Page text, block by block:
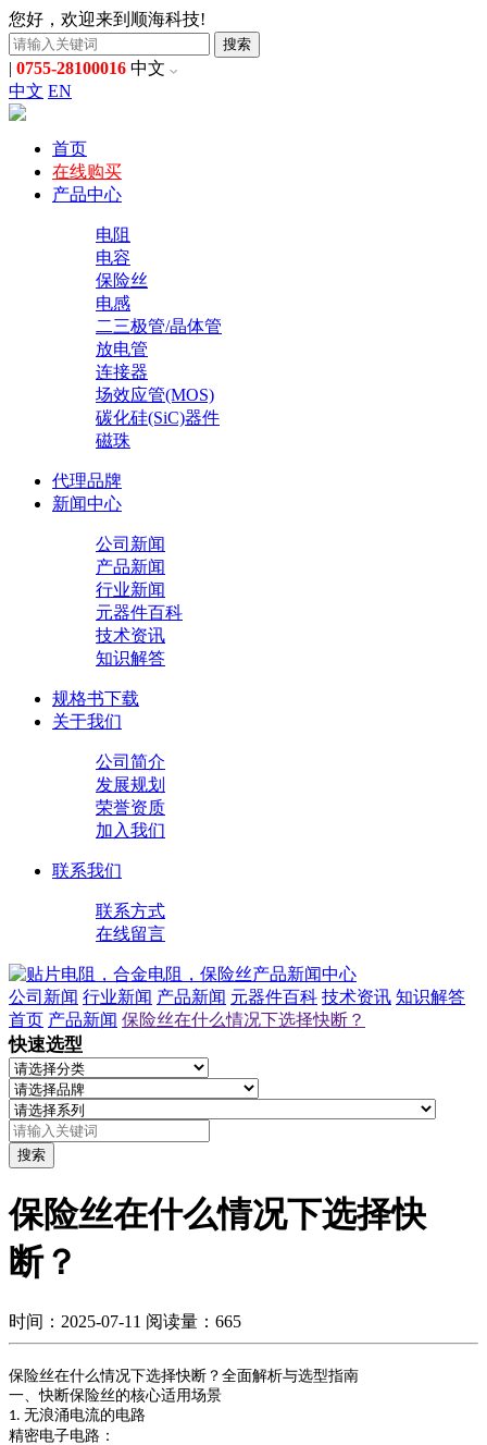
您好，欢迎来到顺海科技!
搜索
| 0755-28100016 中文
中文 EN
首页
在线购买
产品中心
电阻
电容
保险丝
电感
二三极管/晶体管
放电管
连接器
场效应管(MOS)
碳化硅(SiC)器件
磁珠
代理品牌
新闻中心
公司新闻
产品新闻
行业新闻
元器件百科
技术资讯
知识解答
规格书下载
关于我们
公司简介
发展规划
荣誉资质
加入我们
联系我们
联系方式
在线留言
公司新闻 行业新闻 产品新闻 元器件百科 技术资讯 知识解答
首页 产品新闻 保险丝在什么情况下选择快断？
快速选型
搜索
保险丝在什么情况下选择快
断？
时间：2025-07-11 阅读量：665
保险丝在什么情况下选择快断？全面解析与选型指南
一、快断保险丝的核心适用场景
1. 无浪涌电流的电路
精密电子电路 ：